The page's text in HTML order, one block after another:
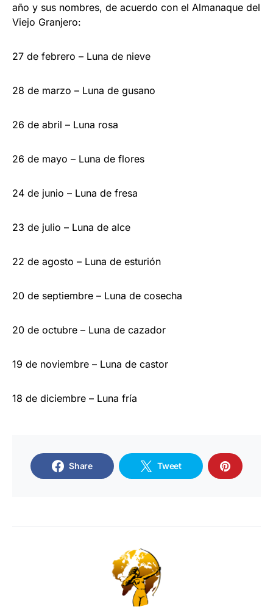
año y sus nombres, de acuerdo con el Almanaque del
Viejo Granjero:
27 de febrero – Luna de nieve
28 de marzo – Luna de gusano
26 de abril – Luna rosa
26 de mayo – Luna de flores
24 de junio – Luna de fresa
23 de julio – Luna de alce
22 de agosto – Luna de esturión
20 de septiembre – Luna de cosecha
20 de octubre – Luna de cazador
19 de noviembre – Luna de castor
18 de diciembre – Luna fría
Share Tweet